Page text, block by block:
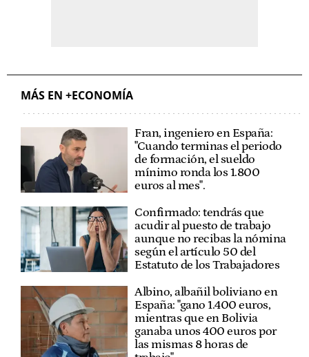
MÁS EN +ECONOMÍA
Fran, ingeniero en España:
"Cuando terminas el periodo
de formación, el sueldo
mínimo ronda los 1.800
euros al mes".
Confirmado: tendrás que
acudir al puesto de trabajo
aunque no recibas la nómina
según el artículo 50 del
Estatuto de los Trabajadores
Albino, albañil boliviano en
España: "gano 1.400 euros,
mientras que en Bolivia
ganaba unos 400 euros por
las mismas 8 horas de